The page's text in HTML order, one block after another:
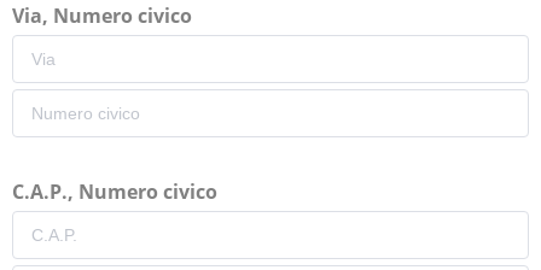
Via, Numero civico
C.A.P., Numero civico